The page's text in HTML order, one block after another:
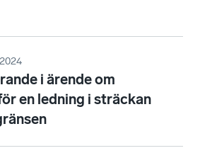
i ärende om
en ledning i sträckan